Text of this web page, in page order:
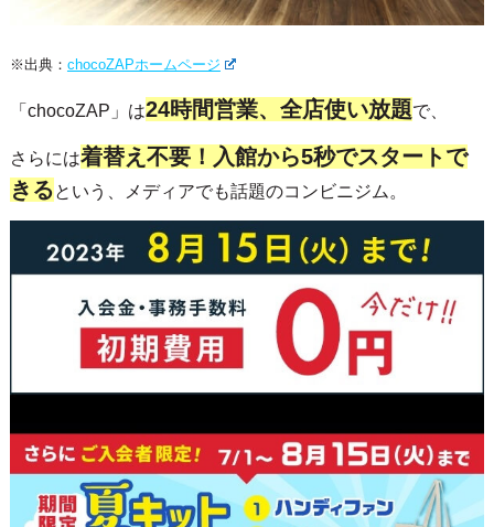
※出典： chocoZAPホームページ
「chocoZAP」は24時間営業、全店使い放題で、
さらには着替え不要！入館から5秒でスタートで
きるという、メディアでも話題のコンビニジム。